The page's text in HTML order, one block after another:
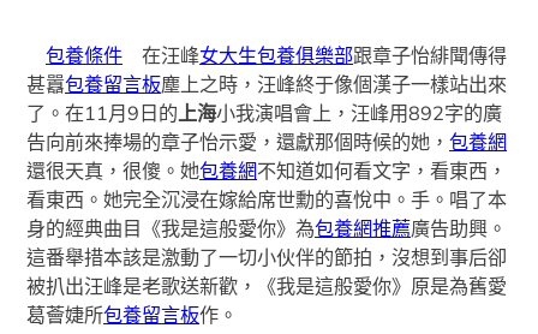
包養條件 在汪峰女大生包養俱樂部跟章子怡緋聞傳得
甚囂包養留言板塵上之時，汪峰終于像個漢子一樣站出來
了。在11月9日的 上海小我演唱會上，汪峰用892字的廣
告向前來捧場的章子怡示愛，還獻那個時候的她，包養網
還很天真，很傻。她包養網不知道如何看文字，看東西，
看東西。她完全沉浸在嫁給席世勳的喜悅中。手。唱了本
身的經典曲目《我是這般愛你》為包養網推薦廣告助興。
這番舉措本該是激動了一切小伙伴的節拍，沒想到事后卻
被扒出汪峰是老歌送新歡，《我是這般愛你》原是為舊愛
葛薈婕所包養留言板作。